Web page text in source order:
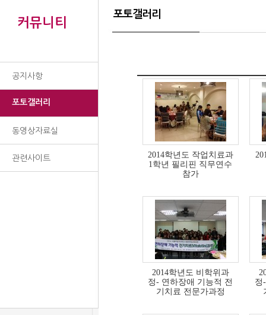
커뮤니티
공지사항
포토갤러리
동영상자료실
관련사이트
포토갤러리
2014학년도 작업치료과
1학년 필리핀 직무연수
참가
2014학년도 비학위과
정- 연하장애 기능적 전
기치료 전문가과정
정